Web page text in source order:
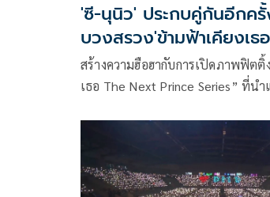
'ซี-นุนิว' ประกบคู่กันอีกค
บวงสรวง'ข้ามฟ้าเคียงเธ
สร้างความฮือฮากับการเปิดภาพฟิตติ้
เธอ The Next Prince Series” ที่น
รนด์ X สุดปัง ได้รับความนิยมในไท
อันดับ 2 แบบข้ามวัน และมีการพูดถึ
ไปเมื่อช่วงต้นเดือนที่ผ่านมา